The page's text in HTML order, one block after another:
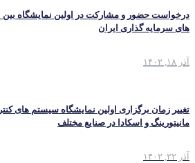
درخواست حضور و مشارکت در اولین نمایشگاه
های سرمایه گذاری ایران
آذر ۱۸, ۱۴۰۲
تغییر زمان برگزاری اولین نمایشگاه سیستم های
مانیتورینگ و اسکادا در صنایع مختلف
آذر ۲۲, ۱۴۰۲